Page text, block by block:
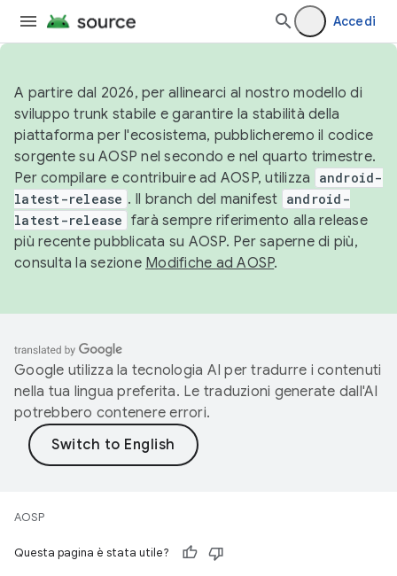
Accedi
A partire dal 2026, per allinearci al nostro modello di
sviluppo trunk stabile e garantire la stabilità della
piattaforma per l'ecosistema, pubblicheremo il codice
sorgente su AOSP nel secondo e nel quarto trimestre.
Per compilare e contribuire ad AOSP, utilizza
android-
latest-release . Il branch del manifest android-
latest-release farà sempre riferimento alla release
più recente pubblicata su AOSP. Per saperne di più,
consulta la sezione Modifiche ad AOSP.
Google utilizza la tecnologia AI per tradurre i contenuti
nella tua lingua preferita. Le traduzioni generate dall'AI
potrebbero contenere errori.
AOSP
Questa pagina è stata utile?